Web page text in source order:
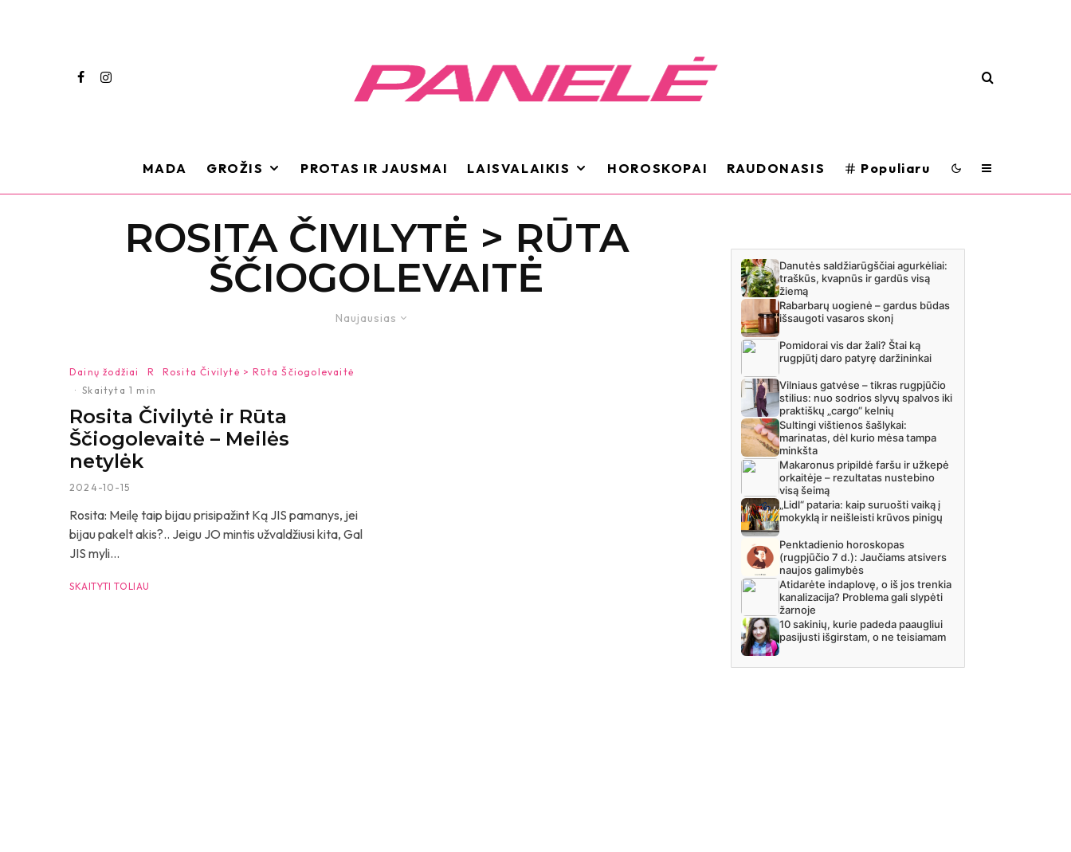
MADA GROŽIS PROTAS IR JAUSMAI LAISVALAIKIS HOROSKOPAI RAUDONASIS Populiaru
ROSITA ČIVILYTĖ > RŪTA
ŠČIOGOLEVAITĖ
Naujausias
Dainų žodžiai R
Rosita Čivilytė > Rūta Ščiogolevaitė
· Skaityta 1 min
Rosita Čivilytė ir Rūta
Ščiogolevaitė – Meilės
netylėk
2024-10-15
Rosita: Meilę taip bijau prisipažint Ką JIS pamanys, jei
bijau pakelt akis?.. Jeigu JO mintis užvaldžiusi kita, Gal
JIS myli...
SKAITYTI TOLIAU